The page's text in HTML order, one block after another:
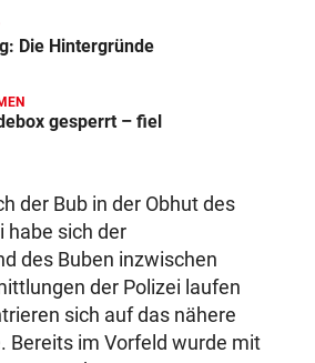
Die Hintergründe
gesperrt – fiel
der Bub in der Obhut des
habe sich der
des Buben inzwischen
der Polizei laufen
sich auf das nähere
Bereits im Vorfeld wurde mit